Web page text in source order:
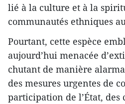
lié à la culture et à la
communautés ethniques
Pourtant, cette espèce
aujourd’hui menacée
chutant de manière
des mesures urgentes de
participation de l’État, des